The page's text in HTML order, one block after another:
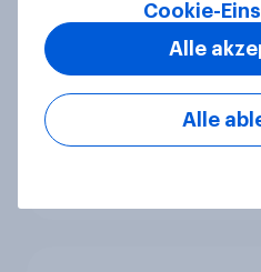
Alkoholkonsum im
Zwischen Tradition
Erwartungen
Cookie-
Alle
Alle